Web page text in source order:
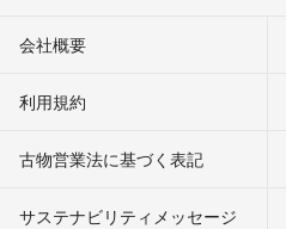
会社概要
利用規約
古物営業法に基づく表記
サステナビリティメッセージ